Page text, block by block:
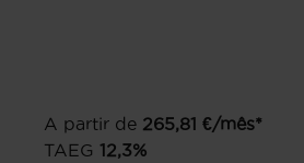
A partir de 265,81 €/mês*
TAEG 12,3%